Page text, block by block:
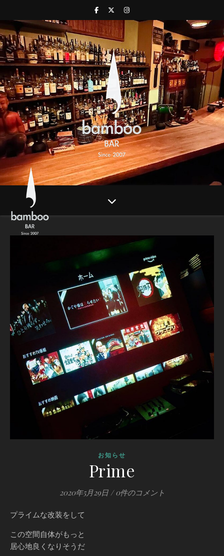
お知らせ
Prime
2020年5月29日 / 0件のコメント
プライムな改装をして
この空間自体がもっと
居心地良くなりそうだ